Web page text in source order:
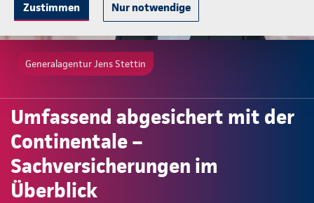
Zustimmen Nur notwendige
Generalagentur Jens Stettin
Umfassend abgesichert mit der
Continentale –
Sachversicherungen im
Überblick